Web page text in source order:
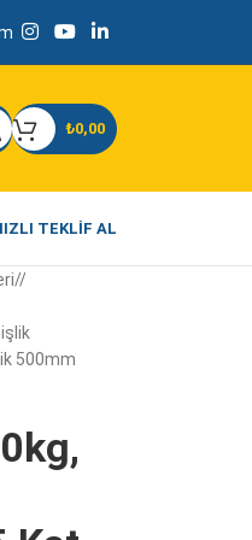
₺0,00
TEKLIF AL
/
500mm